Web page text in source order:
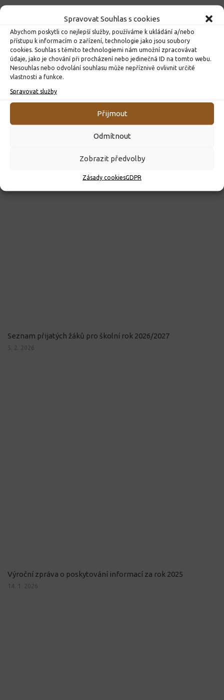
Spravovat Souhlas s cookies
Abychom poskytli co nejlepší služby, používáme k ukládání a/nebo
přístupu k informacím o zařízení, technologie jako jsou soubory
cookies. Souhlas s těmito technologiemi nám umožní zpracovávat
údaje, jako je chování při procházení nebo jedinečná ID na tomto webu.
Nesouhlas nebo odvolání souhlasu může nepříznivě ovlivnit určité
vlastnosti a funkce.
Spravovat služby
Přijmout
Odmítnout
Zobrazit předvolby
Zásady cookiesGDPR
ROZHODNUTÍ O PŘIJETÍ K PŘEDŠKOLNÍMU VZDĚLÁVÁNÍ
PRO ROK 2026
Seznam přijatých žáků pro školní rok 2026/2027
5. 2. 2026
Výroční zpráva o poskytování informací za rok 2025
14. 1. 2026